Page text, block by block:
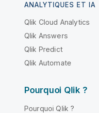
ANALYTIQUES ET IA
Qlik Cloud Analytics
Qlik Answers
Qlik Predict
Qlik Automate
Pourquoi Qlik ?
Pourquoi Qlik ?